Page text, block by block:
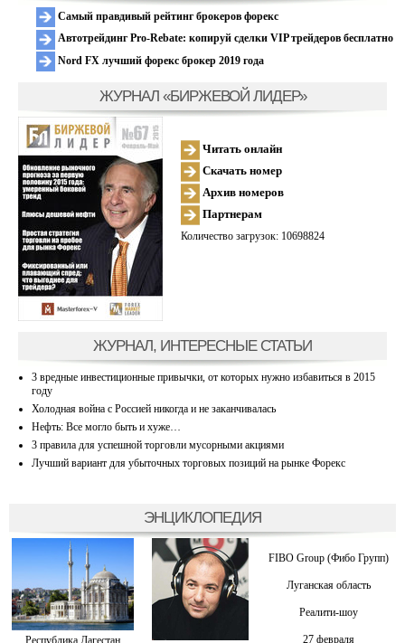
Самый правдивый рейтинг брокеров форекс
Автотрейдинг Pro-Rebate: копируй сделки VIP трейдеров бесплатно
Nord FX лучший форекс брокер 2019 года
ЖУРНАЛ «БИРЖЕВОЙ ЛИДЕР»
Читать онлайн
Скачать номер
Архив номеров
Партнерам
Количество загрузок: 10698824
ЖУРНАЛ, ИНТЕРЕСНЫЕ СТАТЬИ
3 вредные инвестиционные привычки, от которых нужно избавиться в 2015
году
Холодная война с Россией никогда и не заканчивалась
Нефть: Все могло быть и хуже…
3 правила для успешной торговли мусорными акциями
Лучший вариант для убыточных торговых позиций на рынке Форекс
ЭНЦИКЛОПЕДИЯ
Республика Дагестан
FIBO Group (Фибо Групп)
Луганская область
Реалити-шоу
27 февраля